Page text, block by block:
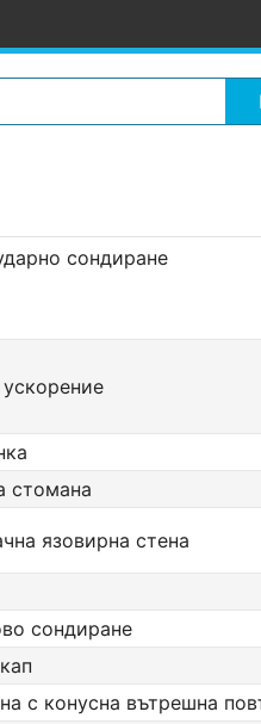
сондиране
стомана
язовирна стена
сондиране
с конусна вътрешна